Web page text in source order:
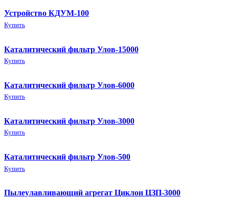
Устройство КДУМ-100
Купить
Каталитический фильтр Улов-15000
Купить
Каталитический фильтр Улов-6000
Купить
Каталитический фильтр Улов-3000
Купить
Каталитический фильтр Улов-500
Купить
Пылеулавливающий агрегат Циклон ЦЗП-3000